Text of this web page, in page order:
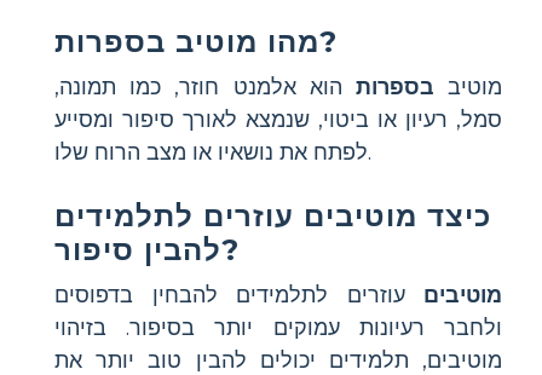
מהו מוטיב בספרות?
מוטיב בספרות הוא אלמנט חוזר, כמו תמונה,
סמל, רעיון או ביטוי, שנמצא לאורך סיפור ומסייע
לפתח את נושאיו או מצב הרוח שלו.
כיצד מוטיבים עוזרים לתלמידים
להבין סיפור?
מוטיבים עוזרים לתלמידים להבחין בדפוסים
ולחבר רעיונות עמוקים יותר בסיפור. בזיהוי
מוטיבים, תלמידים יכולים להבין טוב יותר את